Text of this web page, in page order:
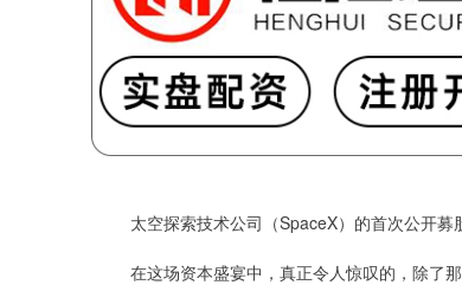
太空探索技术公司（SpaceX）的首次公开募
在这场资本盛宴中，真正令人惊叹的，除了那